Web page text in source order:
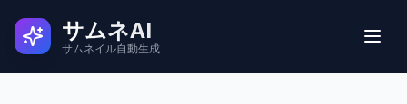
サムネAI
サムネイル自動生成